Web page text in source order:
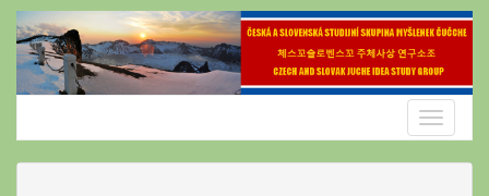
Skip
content
Toggle